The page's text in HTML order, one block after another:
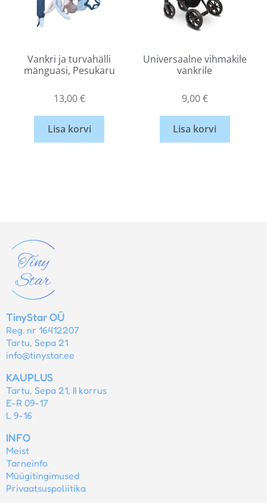
Vankri ja turvahälli
mänguasi, Pesukaru
13,00€
Lisa korvi
Universaalne vihmakile
vankrile
9,00€
Lisa korvi
TinyStar OÜ
Reg. nr 16412207
Tartu, Sepa 21
info@tinystar.ee
KAUPLUS
Tartu, Sepa 21, II korrus
E-R 09-17
L 9-16
INFO
Meist
Tarneinfo
Müügitingimused
Privaatsuspoliitika